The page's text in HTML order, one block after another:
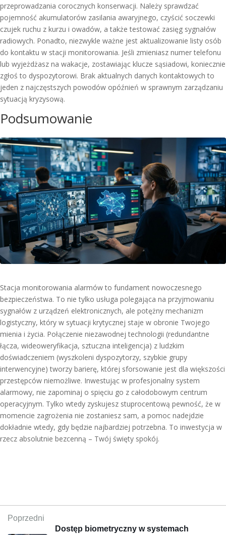
przeprowadzania corocznych konserwacji. Należy sprawdzać
pojemność akumulatorów zasilania awaryjnego, czyścić soczewki
czujek ruchu z kurzu i owadów, a także testować zasięg sygnałów
radiowych. Ponadto, niezwykle ważne jest aktualizowanie listy osób
do kontaktu w stacji monitorowania. Jeśli zmieniasz numer telefonu
lub wyjeżdżasz na wakacje, zostawiając klucze sąsiadowi, koniecznie
zgłoś to dyspozytorowi. Brak aktualnych danych kontaktowych to
jeden z najczęstszych powodów opóźnień w sprawnym zarządzaniu
sytuacją kryzysową.
Podsumowanie
Stacja monitorowania alarmów to fundament nowoczesnego
bezpieczeństwa. To nie tylko usługa polegająca na przyjmowaniu
sygnałów z urządzeń elektronicznych, ale potężny mechanizm
logistyczny, który w sytuacji krytycznej staje w obronie Twojego
mienia i życia. Połączenie niezawodnej technologii (redundantne
łącza, wideoweryfikacja, sztuczna inteligencja) z ludzkim
doświadczeniem (wyszkoleni dyspozytorzy, szybkie grupy
interwencyjne) tworzy barierę, której sforsowanie jest dla większości
przestępców niemożliwe. Inwestując w profesjonalny system
alarmowy, nie zapominaj o spięciu go z całodobowym centrum
operacyjnym. Tylko wtedy zyskujesz stuprocentową pewność, że w
momencie zagrożenia nie zostaniesz sam, a pomoc nadejdzie
dokładnie wtedy, gdy będzie najbardziej potrzebna. To inwestycja w
rzecz absolutnie bezcenną – Twój święty spokój.
Poprzedni
Dostęp biometryczny w systemach